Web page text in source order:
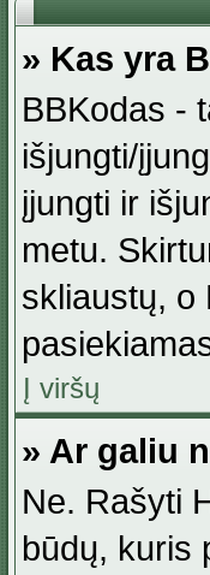
» Kas yra
BBKodas -
išjungti/
įjungti ir
metu.
skliaustų, o
Į viršų
» Ar galiu
Ne. Rašyti
būdų, kuris